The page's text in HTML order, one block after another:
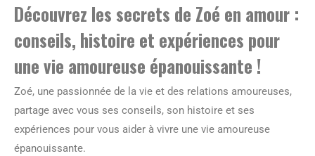
Découvrez les secrets de Zoé en amour :
conseils, histoire et expériences pour
une vie amoureuse épanouissante !
Zoé, une passionnée de la vie et des relations amoureuses,
partage avec vous ses conseils, son histoire et ses
expériences pour vous aider à vivre une vie amoureuse
épanouissante.